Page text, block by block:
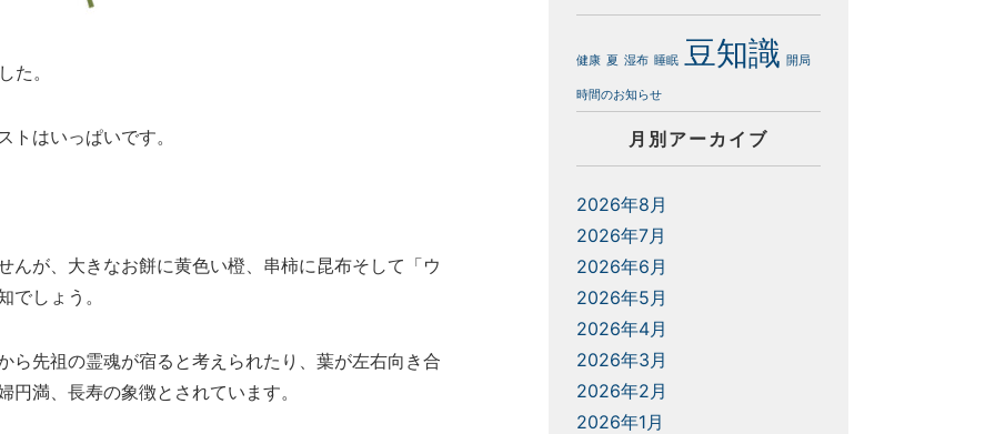
た。
トはいっぱいです。
んが、大きなお餅に黄色い橙、串柿に昆布そして「ウ
でしょう。
ら先祖の霊魂が宿ると考えられたり、葉が左右向き合
満、長寿の象徴とされています。
健康 夏 湿布 睡眠 豆知識 開局
時間のお知らせ
月別アーカイブ
2026年8月
2026年7月
2026年6月
2026年5月
2026年4月
2026年3月
2026年2月
2026年1月